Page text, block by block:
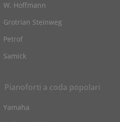
W. Hoffmann
Grotrian Steinweg
Petrof
Samick
Pianoforti a coda popolari
Yamaha